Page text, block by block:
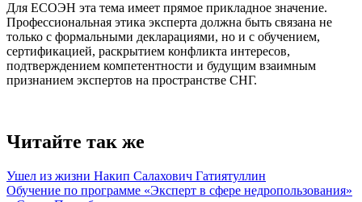
Для ЕСОЭН эта тема имеет прямое прикладное значение.
Профессиональная этика эксперта должна быть связана не
только с формальными декларациями, но и с обучением,
сертификацией, раскрытием конфликта интересов,
подтверждением компетентности и будущим взаимным
признанием экспертов на пространстве СНГ.
Читайте так же
Ушел из жизни Накип Салахович Гатиятуллин
Обучение по программе «Эксперт в сфере недропользования»